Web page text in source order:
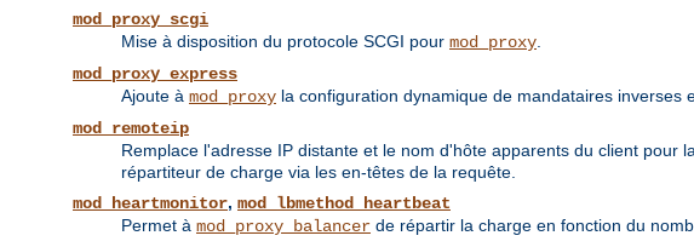
mod_proxy_scgi
Mise à disposition du protocole SCGI pour mod_proxy
mod_proxy_express
Ajoute à mod_proxy la configuration dynamique de mandataires inverses
mod_remoteip
Remplace l'adresse IP distante et le nom d'hôte apparents du client
répartiteur de charge via les en-têtes de la requête.
mod_heartmonitor, mod_lbmethod_heartbeat
Permet à mod_proxy_balancer de répartir la charge en fonction du